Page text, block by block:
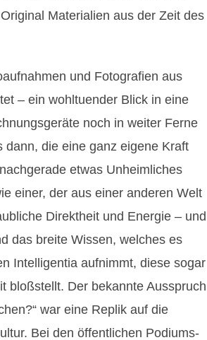
Materialien aus der Zeit des
und Fotografien aus
– ein wohltuender Blick in eine
noch in weiter Ferne
die eine ganz eigene Kraft
etwas Unheimliches
einer, der aus einer anderen Welt
Direktheit und Energie – und
das breite Wissen, welches es
Intelligentia aufnimmt, diese sogar
bloßstellt. Der bekannte Ausspruch
war eine Replik auf die
Bei den öffentlichen Podiums-